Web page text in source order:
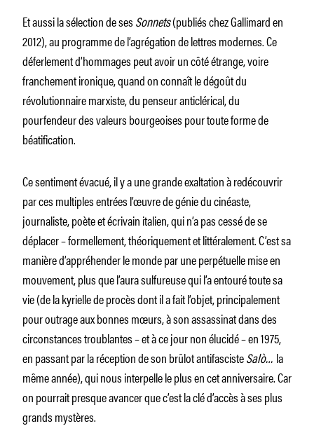
Et aussi la sélection de sesSonnets(publiés chez Gallimard en
2012), au programme de l’agrégation de lettres modernes. Ce
déferlement d’hommages peut avoir un côté étrange, voire
franchement ironique, quand on connaît le dégoût du
révolutionnaire marxiste, du penseur anticlérical, du
pourfendeur des valeurs bourgeoises pour toute forme de
béatification.
Ce sentiment évacué, il y a une grande exaltation à redécouvrir
par ces multiples entrées l’œuvre de génie du cinéaste,
journaliste, poète et écrivain italien, qui n’a pas cessé de se
déplacer – formellement, théoriquement et littéralement. C’est sa
manière d’appréhender le monde par une perpétuelle mise en
mouvement, plus que l’aura sulfureuse qui l’a entouré toute sa
vie (de la kyrielle de procès dont il a fait l’objet, principalement
pour outrage aux bonnes mœurs, à son assassinat dans des
circonstances troublantes – et à ce jour non élucidé – en 1975,
en passant par la réception de son brûlot antifascisteSalò… la
même année), qui nous interpelle le plus en cet anniversaire. Car
on pourrait presque avancer que c’est la clé d’accès à ses plus
grands mystères.